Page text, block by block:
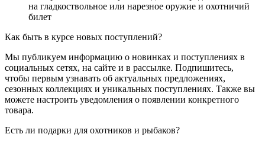
на гладкоствольное или нарезное оружие и охотничий
билет
Как быть в курсе новых поступлений?
Мы публикуем информацию о новинках и поступлениях в
социальных сетях, на сайте и в рассылке. Подпишитесь,
чтобы первым узнавать об актуальных предложениях,
сезонных коллекциях и уникальных поступлениях. Также вы
можете настроить уведомления о появлении конкретного
товара.
Есть ли подарки для охотников и рыбаков?